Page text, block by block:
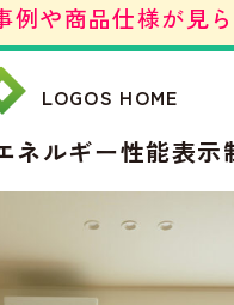
例や商品仕様が見
LOGOS HOME
ネルギー性能表示